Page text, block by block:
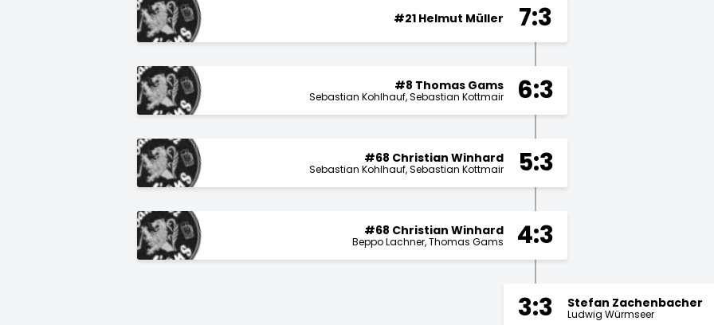
7:3
#21 Helmut Müller
6:3
#8 Thomas Gams
Sebastian Kohlhauf Sebastian Kottmair
5:3
#68 Christian Winhard
Sebastian Kohlhauf Sebastian Kottmair
4:3
#68 Christian Winhard
Beppo Lachner Thomas Gams
3:3 Stefan Zachenbacher
Ludwig Würmseer